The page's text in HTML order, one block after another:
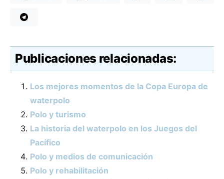
Publicaciones relacionadas:
Los mejores momentos de la Copa Europa de
waterpolo
Polo y turismo
La historia del waterpolo en los Juegos del
Pacífico
Polo y medios de comunicación
Polo y rehabilitación